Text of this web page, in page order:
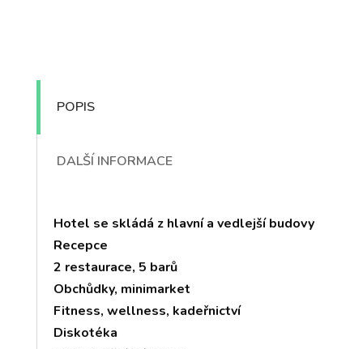
POPIS
DALŠÍ INFORMACE
Hotel se skládá z hlavní a vedlejší budovy
Recepce
2 restaurace, 5 barů
Obchůdky, minimarket
Fitness, wellness, kadeřnictví
Diskotéka